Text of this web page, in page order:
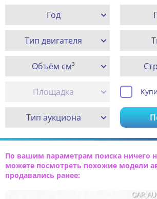
Год
Тип двигателя
Объём см³
Площадка
Тип аукциона
По вашим параметрам поиска ничего
можете посмотреть похожие модели
продавались ранее: